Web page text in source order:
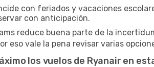
con feriados y vacaciones
con anticipación.
reduce buena parte de la
eso vale la pena revisar varias
los vuelos de Ryanair en